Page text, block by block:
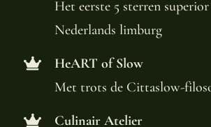
Het eerste 5 sterren
Nederlands limburg
HeART of Slow
Met trots de Cittaslow-
Culinair Atelier